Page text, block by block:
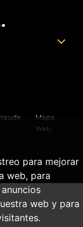
para mejorar
web, para
web y para
Mapa
Web